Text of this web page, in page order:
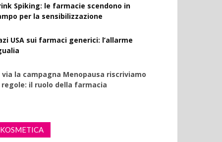
Spiking: le farmacie scendono in
per la sensibilizzazione
USA sui farmaci generici: l’allarme
via la campagna Menopausa riscriviamo
regole: il ruolo della farmacia
KOSMETICA